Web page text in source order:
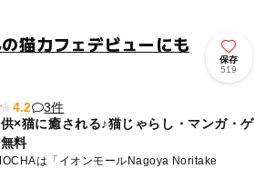
猫カフェデビューにも
保存
519
4.2
3件
×猫に癒される♪猫じゃらし・マンガ・ゲ
料
は「イオンモールNagoya Noritake